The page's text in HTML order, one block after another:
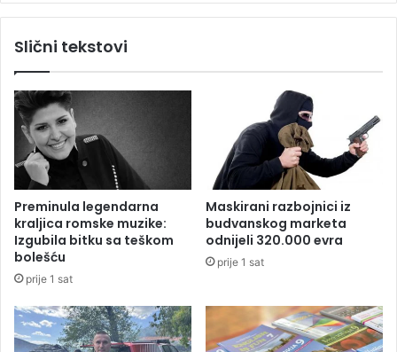
e
a
l
u
Č
e
t
v
t
a
D
ć
a
p
e
o
d
„
k
a
Slični tekstovi
Preminula legendarna
kraljica romske muzike:
Izgubila bitku sa teškom
bolešću
prije 1 sat
Maskirani razbojnici iz
budvanskog marketa
odnijeli 320.000 evra
prije 1 sat